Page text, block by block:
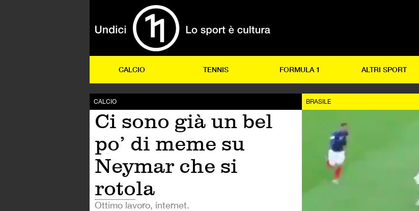
CALCIO TENNIS FORMULA 1 ALTRI SPORT
CALCIO
Ci sono già un bel
po’ di meme su
Neymar che si
rotola
Ottimo lavoro, internet.
BRASILE